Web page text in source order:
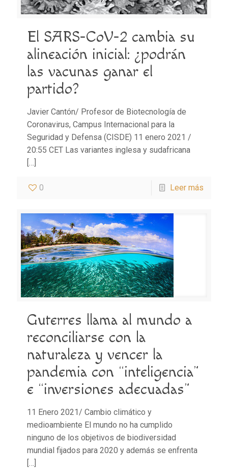
El SARS-CoV-2 cambia su
alineación inicial: ¿podrán
las vacunas ganar el
partido?
Javier Cantón/ Profesor de Biotecnología de
Coronavirus, Campus Internacional para la
Seguridad y Defensa (CISDE) 11 enero 2021 /
20:55 CET Las variantes inglesa y sudafricana
[…]
0 Leer más
Guterres llama al mundo a
reconciliarse con la
naturaleza y vencer la
pandemia con “inteligencia”
e “inversiones adecuadas”
11 Enero 2021/ Cambio climático y
medioambiente El mundo no ha cumplido
ninguno de los objetivos de biodiversidad
mundial fijados para 2020 y además se enfrenta
[…]